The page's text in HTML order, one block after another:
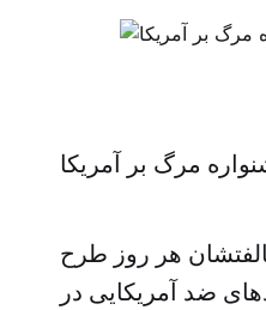
مرگ بر آمریکا
هر روز طرح
ضد آمریکایی در